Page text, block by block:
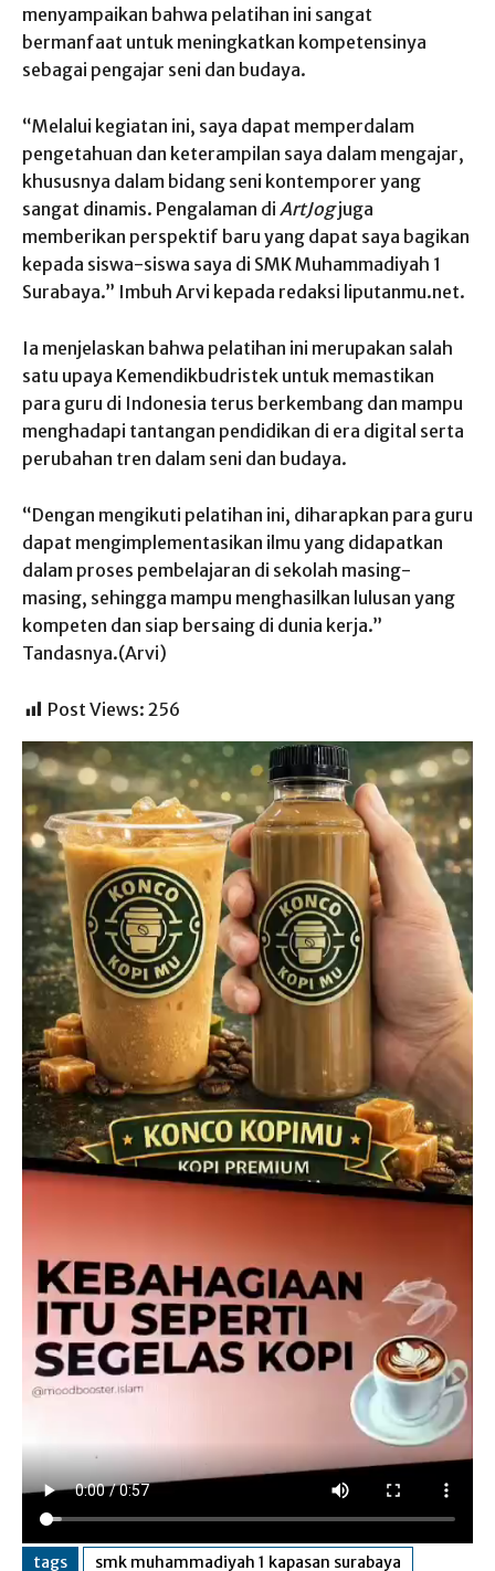
menyampaikan bahwa pelatihan ini sangat
bermanfaat untuk meningkatkan kompetensinya
sebagai pengajar seni dan budaya.
“Melalui kegiatan ini, saya dapat memperdalam
pengetahuan dan keterampilan saya dalam mengajar,
khususnya dalam bidang seni kontemporer yang
sangat dinamis. Pengalaman di ArtJogjuga
memberikan perspektif baru yang dapat saya bagikan
kepada siswa-siswa saya di SMK Muhammadiyah 1
Surabaya.” Imbuh Arvi kepada redaksi liputanmu.net.
Ia menjelaskan bahwa pelatihan ini merupakan salah
satu upaya Kemendikbudristek untuk memastikan
para guru di Indonesia terus berkembang dan mampu
menghadapi tantangan pendidikan di era digital serta
perubahan tren dalam seni dan budaya.
“Dengan mengikuti pelatihan ini, diharapkan para guru
dapat mengimplementasikan ilmu yang didapatkan
dalam proses pembelajaran di sekolah masing-
masing, sehingga mampu menghasilkan lulusan yang
kompeten dan siap bersaing di dunia kerja.”
Tandasnya.(Arvi)
Post Views: 256
tags smk muhammadiyah 1 kapasan surabaya